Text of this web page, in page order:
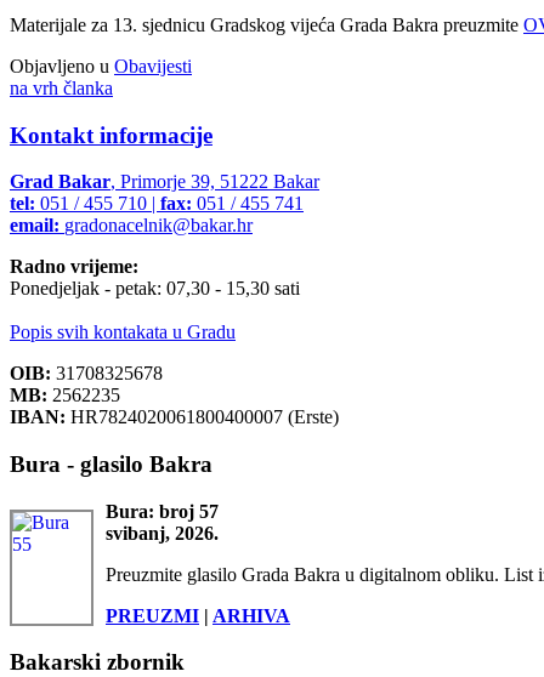
Materijale za 13. sjednicu Gradskog vijeća Grada Bakra preuzmite
Objavljeno u Obavijesti
na vrh članka
Kontakt informacije
Grad Bakar, Primorje 39, 51222 Bakar
tel: 051 / 455 710 | fax: 051 / 455 741
email: gradonacelnik@bakar.hr
Radno vrijeme:
Ponedjeljak - petak: 07,30 - 15,30 sati
Popis svih kontakata u Gradu
OIB: 31708325678
MB: 2562235
IBAN: HR7824020061800400007 (Erste)
Bura - glasilo Bakra
Bura: broj 57
svibanj, 2026.
Preuzmite glasilo Grada Bakra u digitalnom obliku. List
PREUZMI | ARHIVA
Bakarski zbornik